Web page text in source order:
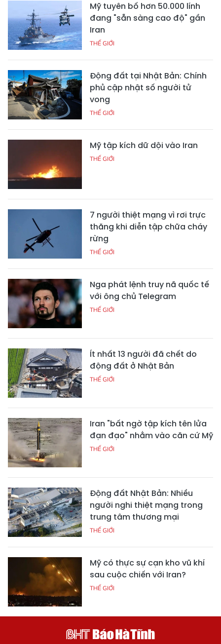
Mỹ tuyên bố hơn 50.000 lính
đang "sẵn sàng cao độ" gần
Iran
THẾ GIỚI
Động đất tại Nhật Bản: Chính
phủ cập nhật số người tử
vong
THẾ GIỚI
Mỹ tập kích dữ dội vào Iran
THẾ GIỚI
7 người thiệt mạng vì rơi trực
thăng khi diễn tập chữa cháy
rừng
THẾ GIỚI
Nga phát lệnh truy nã quốc tế
với ông chủ Telegram
THẾ GIỚI
Ít nhất 13 người đã chết do
động đất ở Nhật Bản
THẾ GIỚI
Iran "bất ngờ tập kích tên lửa
đạn đạo" nhằm vào căn cứ Mỹ
THẾ GIỚI
Động đất Nhật Bản: Nhiều
người nghi thiệt mạng trong
trung tâm thương mại
THẾ GIỚI
Mỹ có thực sự cạn kho vũ khí
sau cuộc chiến với Iran?
THẾ GIỚI